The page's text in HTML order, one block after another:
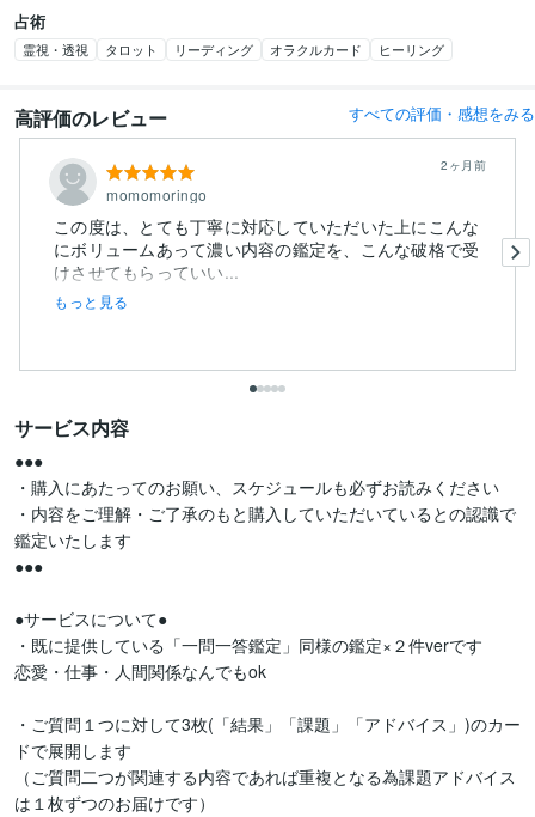
占術
霊視・透視 タロット リーディング オラクルカード ヒーリング
高評価のレビュー すべての評価・感想をみる
momomoringo
2ヶ月前
この度は、とても丁寧に対応していただいた上にこんな
にボリュームあって濃い内容の鑑定を、こんな破格で受
けさせてもらっていい...
もっと見る
サービス内容
●●●
・購入にあたってのお願い、スケジュールも必ずお読みください
・内容をご理解・ご了承のもと購入していただいているとの認識で
鑑定いたします
●●●
●サービスについて●
・既に提供している「一問一答鑑定」同様の鑑定×２件verです
恋愛・仕事・人間関係なんでもok
・ご質問１つに対して3枚(「結果」「課題」「アドバイス」)のカー
ドで展開します
（ご質問二つが関連する内容であれば重複となる為課題アドバイス
は１枚ずつのお届けです）